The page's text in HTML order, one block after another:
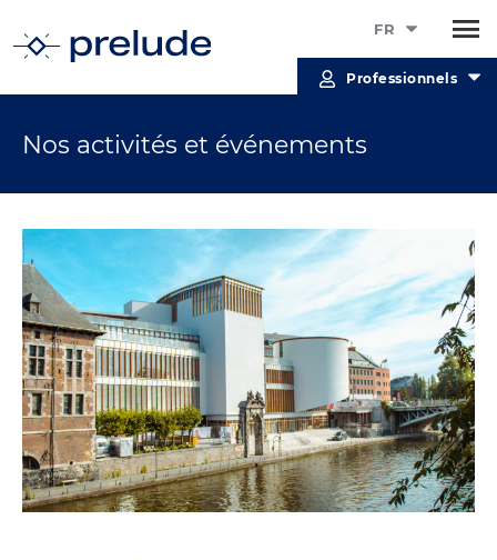
FR
Professionnels
Nos activités et événements